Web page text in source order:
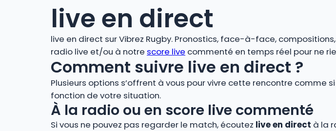
live en direct
live en direct sur Vibrez Rugby. Pronostics, face-à-face,
radio live et/ou à notre score live commenté en temps réel pour ne
Comment suivre live en direct ?
Plusieurs options s’offrent à vous pour vivre cette rencontre comme
fonction de votre situation.
À la radio ou en score live commenté
Si vous ne pouvez pas regarder le match, écoutez live en direct à la